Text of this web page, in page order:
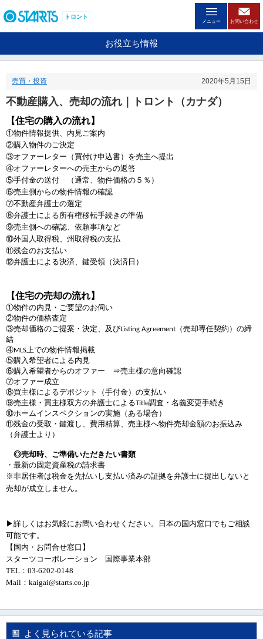
ー
移
る
た
ク
で
す
。
ヘ
ッ
ダ
情
報
に
ま
す
。
本
文
に
移
動
し
ま
す
報
。
トロント
メニュー お問い合わせ
お役立ち情報
売買・投資 2020年5月15日
不動産購入、売却の流れ｜トロント（カナダ）
【住宅の購入の流れ】
①物件情報提供、内見ご案内
②購入物件のご決定
③オファーレター（買付け申込書）を売主へ提出
④オファーレターへの売主からの返答
⑤手付金の送付 （通常、物件価格の５％）
⑥売主側からの物件情報の確認
⑦不動産弁護士の選定
⑧弁護士による所有権移転手続きの準備
⑨売主側への確認、依頼事項など
⑩外国人取得税、州取得税の支払
⑪残金のお支払い
⑫弁護士による決済、鍵受領（決済日）
【住宅の売却の流れ】
①物件の内見・ご要望のお伺い
②物件の価格査定
③売却価格のご提案・決定、及びListing Agreement （売却専任契約）の締
結
④MLS上での物件情報掲載
⑤購入希望者による内見
⑥購入希望者からのオファー ⇒売主様の意向確認
⑦オファー成立
⑧買主様によるデポジット（手付金）の支払い
⑨売主様・買主様双方の弁護士によるTitle調査・名義変更手続き
⑩ホームインスペクションの実施（ある場合）
⑪残金の受取・鍵渡し、費用精算、売主様へ物件売却金額のお振込み
（弁護士より）
◎売却時、 ご準備いただきたい書類
・最新の固定資産税の請求書
※非居住者は税金を先払いし支払い済みの証拠を弁護士に提出しないと
売却が成立しません。
▶詳しくはお気軽にお問い合わせください。日本の国内窓口でもご相談
可能です。
【 国内・お問合せ窓口 】
スターツコーポレーション 国際事業本部
TEL ： 03-6202-0148
Mail ： kaigai@starts.co.jp
よく見られている記事